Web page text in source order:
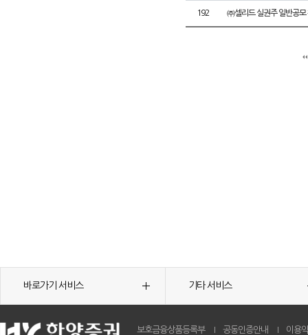
192 ㈜셀리드 실권주 일반공모
바로가기 서비스 기타 서비스
보호금융상품등록부 공동인증안내 이용